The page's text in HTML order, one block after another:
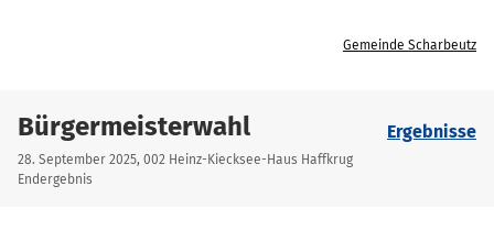
Gemeinde Scharbeutz
Bürgermeisterwahl
28. September 2025, 002 Heinz-Kiecksee-Haus Haffkrug
Endergebnis
Ergebnisse